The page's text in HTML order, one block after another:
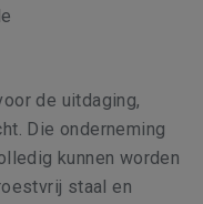
de uitdaging,
Die onderneming
kunnen worden
staal en